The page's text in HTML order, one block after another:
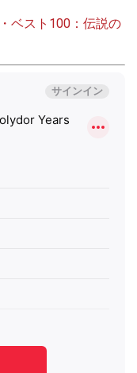
ベスト100：伝説の